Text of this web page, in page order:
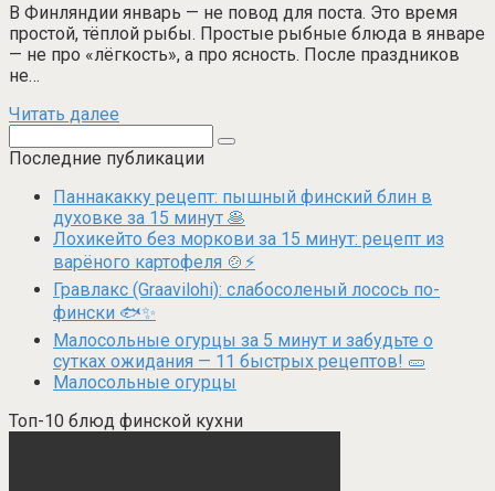
В Финляндии январь — не повод для поста. Это время
простой, тёплой рыбы. Простые рыбные блюда в январе
— не про «лёгкость», а про ясность. После праздников
не…
Читать далее
Последние публикации
Паннакакку рецепт: пышный финский блин в
духовке за 15 минут 🥞
Лохикейто без моркови за 15 минут: рецепт из
варёного картофеля 🍲⚡
Гравлакс (Graavilohi): слабосоленый лосось по-
фински 🐟✨
Малосольные огурцы за 5 минут и забудьте о
сутках ожидания — 11 быстрых рецептов! 🥒
Малосольные огурцы
Топ-10 блюд финской кухни